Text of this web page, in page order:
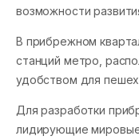
возможности
В прибрежном
станций метро,
удобством для
Для разработки
лидирующие мировые